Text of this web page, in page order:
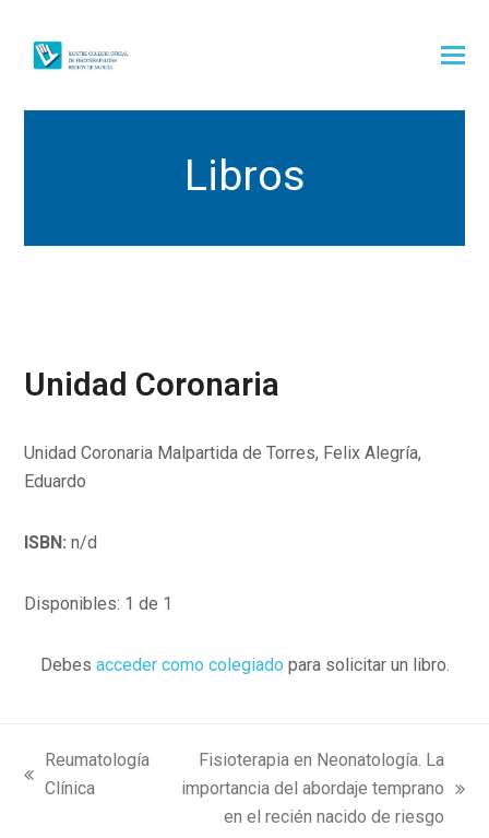
Libros
Unidad Coronaria
Unidad Coronaria Malpartida de Torres, Felix Alegría,
Eduardo
ISBN: n/d
Disponibles: 1 de 1
Debes acceder como colegiado para solicitar un libro.
previous
Reumatología
Clínica
next
Fisioterapia en Neonatología. La
importancia del abordaje temprano
en el recién nacido de riesgo